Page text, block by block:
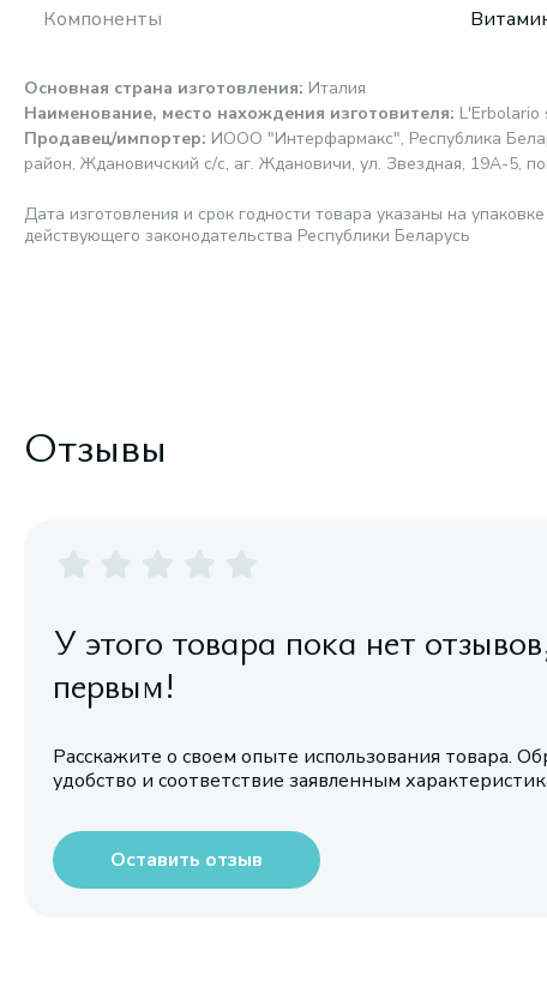
Компоненты
Основная страна изготовления: Италия
Наименование, место нахождения изготовителя: L'Erbolario
Продавец/импортер: ИООО "Интерфармакс", Республика
район, Ждановичский с/с, аг. Ждановичи, ул. Звездная, 19А-5,
Дата изготовления и срок годности товара указаны на
действующего законодательства Республики Беларусь
Отзывы
У этого товара пока нет
первым!
Расскажите о своем опыте использования товара.
удобство и соответствие заявленным
Оставить отзыв